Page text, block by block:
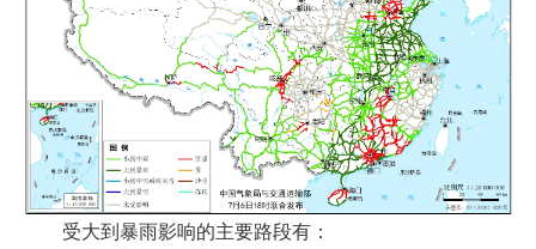
受大到暴雨影响的主要路段有：